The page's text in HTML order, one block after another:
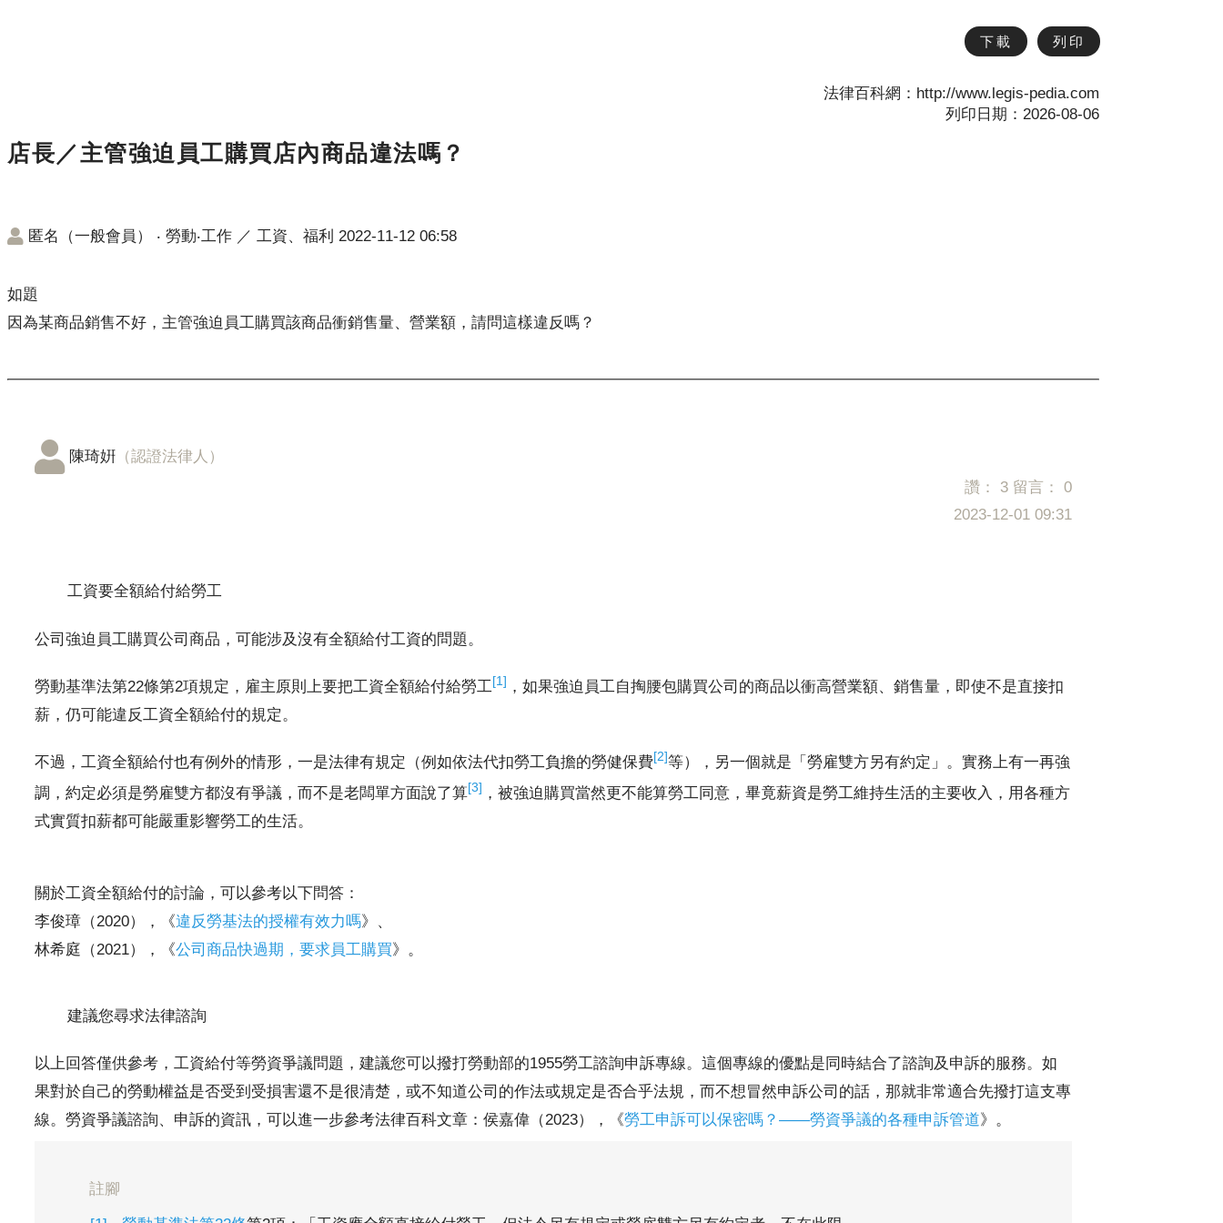
下載 列印
法律百科網：http://www.legis-pedia.com
列印日期：2026-08-06
店長／主管強迫員工購買店內商品違法嗎？
匿名（一般會員） ‧ 勞動‧工作 ／ 工資、福利 2022-11-12 06:58
如題
因為某商品銷售不好，主管強迫員工購買該商品衝銷售量、營業額，請問這樣違反嗎？
陳琦姸 （認證法律人）
讚： 3 留言： 0
2023-12-01 09:31
工資要全額給付給勞工
公司強迫員工購買公司商品，可能涉及沒有全額給付工資的問題。
勞動基準法第22條第2項規定，雇主原則上要把工資全額給付給勞工[1] ，如果強迫員工自掏腰包購買公司的商品以衝高營業額、銷售量，即使不是直接扣
薪，仍可能違反工資全額給付的規定。
不過，工資全額給付也有例外的情形，一是法律有規定（例如依法代扣勞工負擔的勞健保費[2]等），另一個就是「勞雇雙方另有約定」。實務上有一再強
調，約定必須是勞雇雙方都沒有爭議，而不是老闆單方面說了算[3] ，被強迫購買當然更不能算勞工同意，畢竟薪資是勞工維持生活的主要收入，用各種方
式實質扣薪都可能嚴重影響勞工的生活。
關於工資全額給付的討論，可以參考以下問答：
李俊璋（2020），《違反勞基法的授權有效力嗎》、
林希庭（2021），《公司商品快過期，要求員工購買》。
建議您尋求法律諮詢
以上回答僅供參考，工資給付等勞資爭議問題，建議您可以撥打勞動部的1955勞工諮詢申訴專線。這個專線的優點是同時結合了諮詢及申訴的服務。如
果對於自己的勞動權益是否受到受損害還不是很清楚，或不知道公司的作法或規定是否合乎法規，而不想冒然申訴公司的話，那就非常適合先撥打這支專
線。勞資爭議諮詢、申訴的資訊，可以進一步參考法律百科文章：侯嘉偉（2023），《勞工申訴可以保密嗎？——勞資爭議的各種申訴管道》。
註腳